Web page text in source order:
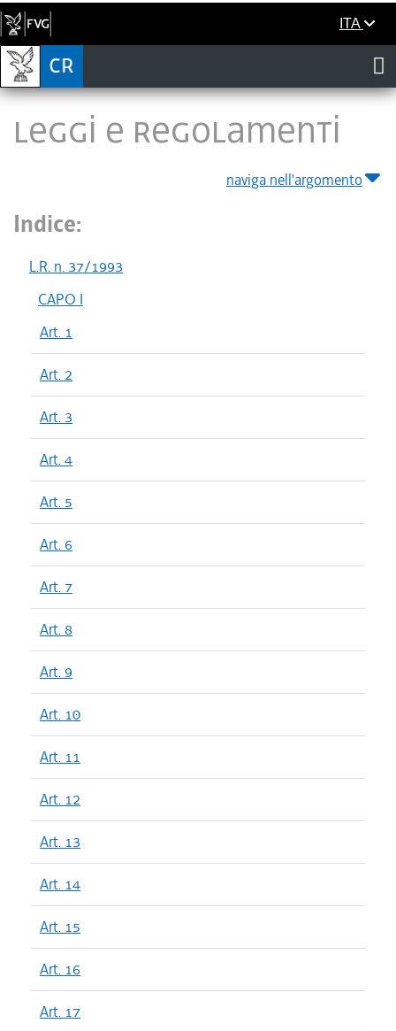
ITA
LEGGI E REGOLAMENTI
naviga nell'argomento
Indice:
L.R. n. 37/1993
CAPO I
Art. 1
Art. 2
Art. 3
Art. 4
Art. 5
Art. 6
Art. 7
Art. 8
Art. 9
Art. 10
Art. 11
Art. 12
Art. 13
Art. 14
Art. 15
Art. 16
Art. 17